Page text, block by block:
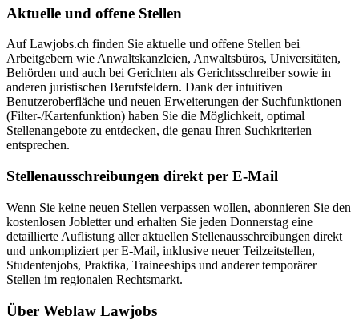
Aktuelle und offene Stellen
Auf Lawjobs.ch finden Sie aktuelle und offene Stellen bei
Arbeitgebern wie Anwaltskanzleien, Anwaltsbüros, Universitäten,
Behörden und auch bei Gerichten als Gerichtsschreiber sowie in
anderen juristischen Berufsfeldern. Dank der intuitiven
Benutzeroberfläche und neuen Erweiterungen der Suchfunktionen
(Filter-/Kartenfunktion) haben Sie die Möglichkeit, optimal
Stellenangebote zu entdecken, die genau Ihren Suchkriterien
entsprechen.
Stellenausschreibungen direkt per E-Mail
Wenn Sie keine neuen Stellen verpassen wollen, abonnieren Sie den
kostenlosen Jobletter und erhalten Sie jeden Donnerstag eine
detaillierte Auflistung aller aktuellen Stellenausschreibungen direkt
und unkompliziert per E-Mail, inklusive neuer Teilzeitstellen,
Studentenjobs, Praktika, Traineeships und anderer temporärer
Stellen im regionalen Rechtsmarkt.
Über Weblaw Lawjobs